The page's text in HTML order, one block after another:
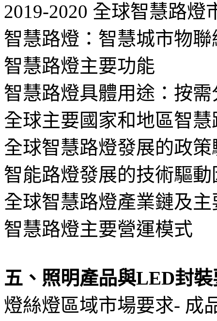
2019-2020 全球智慧路
智慧路燈：智慧城市物
智慧路燈主要功能
智慧路燈具體用途：按需
全球主要國家和地區智
全球智慧路燈發展的政
智能路燈發展的技術驅
全球智慧路燈產業鏈及主
智慧路燈主要營運模式
五、照明產品與LED封
燈絲燈區域市場要求- 成